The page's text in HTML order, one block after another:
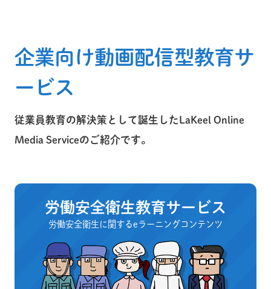
企業向け動画配信型教育サ
ービス
従業員教育の解決策として誕生したLaKeel Online
Media Serviceのご紹介です。
労働安全衛生教育サービス
労働安全衛生に関するeラーニングコンテンツ